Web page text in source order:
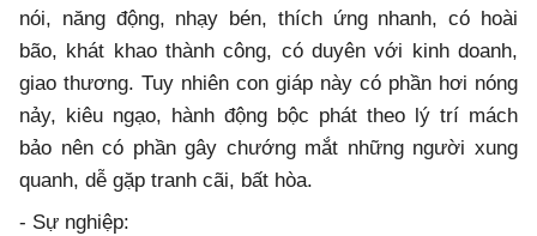
nói, năng động, nhạy bén, thích ứng nhanh, có hoài
bão, khát khao thành công, có duyên với kinh doanh,
giao thương. Tuy nhiên con giáp này có phần hơi nóng
nảy, kiêu ngạo, hành động bộc phát theo lý trí mách
bảo nên có phần gây chướng mắt những người xung
quanh, dễ gặp tranh cãi, bất hòa.
- Sự nghiệp: